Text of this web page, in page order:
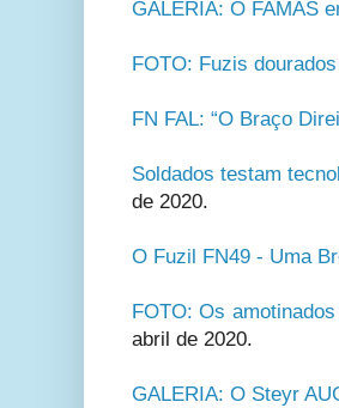
GALERIA: O FAMAS
FOTO: Fuzis
FN FAL: “O Braço
Soldados testam
de 2020.
O Fuzil FN49 - Uma
FOTO: Os
abril de 2020.
GALERIA: O Steyr